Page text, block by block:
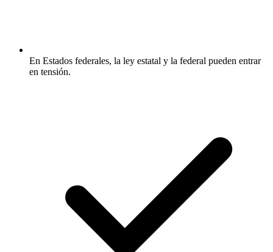
En Estados federales, la ley estatal y la federal pueden entrar
en tensión.